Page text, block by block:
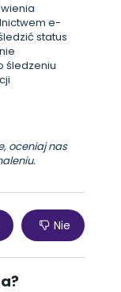
e-
status
śledzeniu
oceniaj nas
Nie